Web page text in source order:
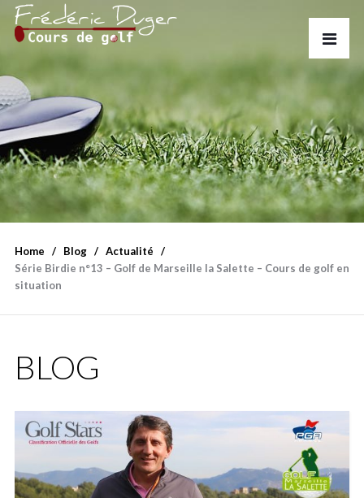
Home Blog
Actualité
Série Birdie n°13 – Golf de Marseille la Salette – Cours de golf en
situation
BLOG